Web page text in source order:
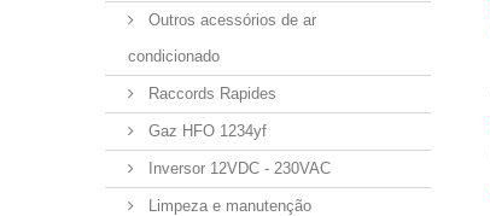
Outros acessórios de ar
condicionado
Raccords Rapides
Gaz HFO 1234yf
Inversor 12VDC - 230VAC
Limpeza e manutenção